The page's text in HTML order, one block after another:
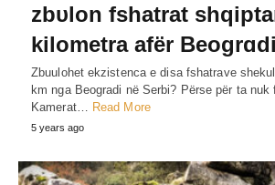
zbυlon fshatrat
kilometra afër
Zbuulohet ekzistenca e disa fshatrave
km nga Beogradi në Serbi? Përse për ta nuk
Kamerat…
Read More
5 years ago